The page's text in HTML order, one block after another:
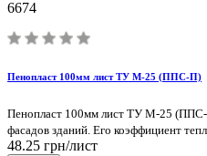
6674
Пенопласт 100мм лист ТУ М-25 (ППС-П)
Пенопласт 100мм лист ТУ М-25 (ППС-
фасадов зданий. Его коэффициент
48.25 грн/лист